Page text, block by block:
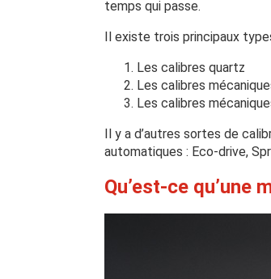
temps qui passe.
Il existe trois principaux
Les calibres quartz
Les calibres
Les calibres
Il y a d’autres sortes de
automatiques : Eco-drive,
Qu’est-ce qu’une